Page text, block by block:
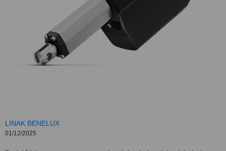
LINAK BENELUX
01/12/2025